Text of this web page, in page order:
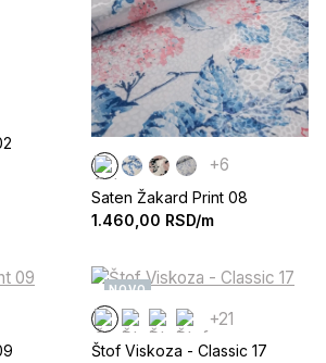
+6
Saten Žakard Print 08
1.460,00 RSD/m
NOVO
+21
Štof Viskoza - Classic 17